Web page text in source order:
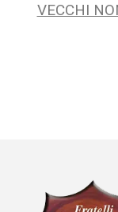
VECCHI